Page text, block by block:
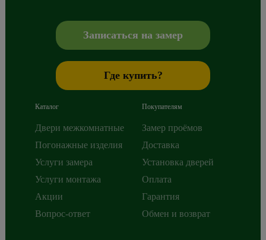
+7 800 765 43 42,mail@alberodoors.com
Записаться на замер
Где купить?
Каталог
Двери межкомнатные
Погонажные изделия
Услуги замера
Услуги монтажа
Акции
Вопрос-ответ
Покупателям
Замер проёмов
Доставка
Установка дверей
Оплата
Гарантия
Обмен и возврат